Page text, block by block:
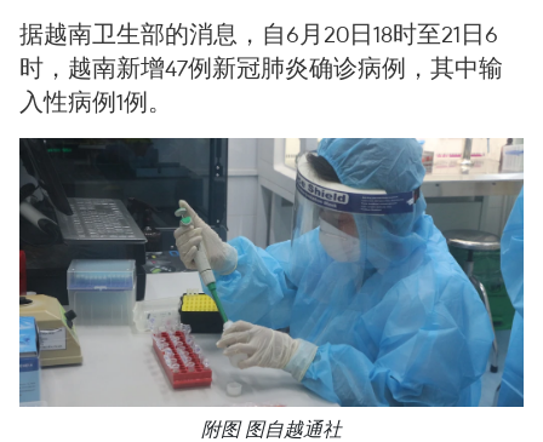
据越南卫生部的消息，自6月20日18时至21日6
时，越南新增47例新冠肺炎确诊病例，其中输
入性病例1例。
附图 图自越通社